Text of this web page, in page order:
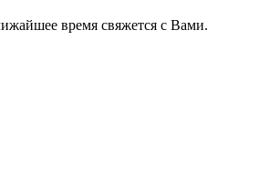
время свяжется с Вами.